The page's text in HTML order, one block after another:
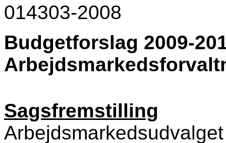
014303-2008
Budgetforslag 2009-
Sagsfremstilling